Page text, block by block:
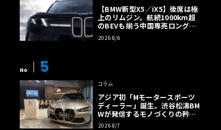
【BMW新型X5／iX5】後席は極
上のリムジン。航続1000km超
のBEVも揃う中国専売ロング仕
様の全貌
2026 8/6
No 5
コラム
アジア初「Mモータースポーツ
ディーラー」誕生。渋谷松濤BM
Wが発信するモノづくりの矜持
【木下隆之コラム】
2026 8/7